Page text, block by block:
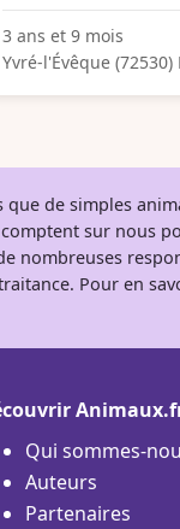
3 ans et 9 mois
Yvré-l'Évêque (72530)
de simples
sur nous
nombreuses
Pour en
Qui sommes-
Auteurs
Partenaires